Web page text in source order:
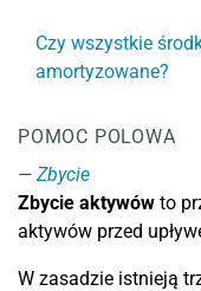
Czy wszystkie
amortyzowane?
POMOC POLOWA
Zbycie
Zbycie aktywów to
aktywów przed
W zasadzie istnieją